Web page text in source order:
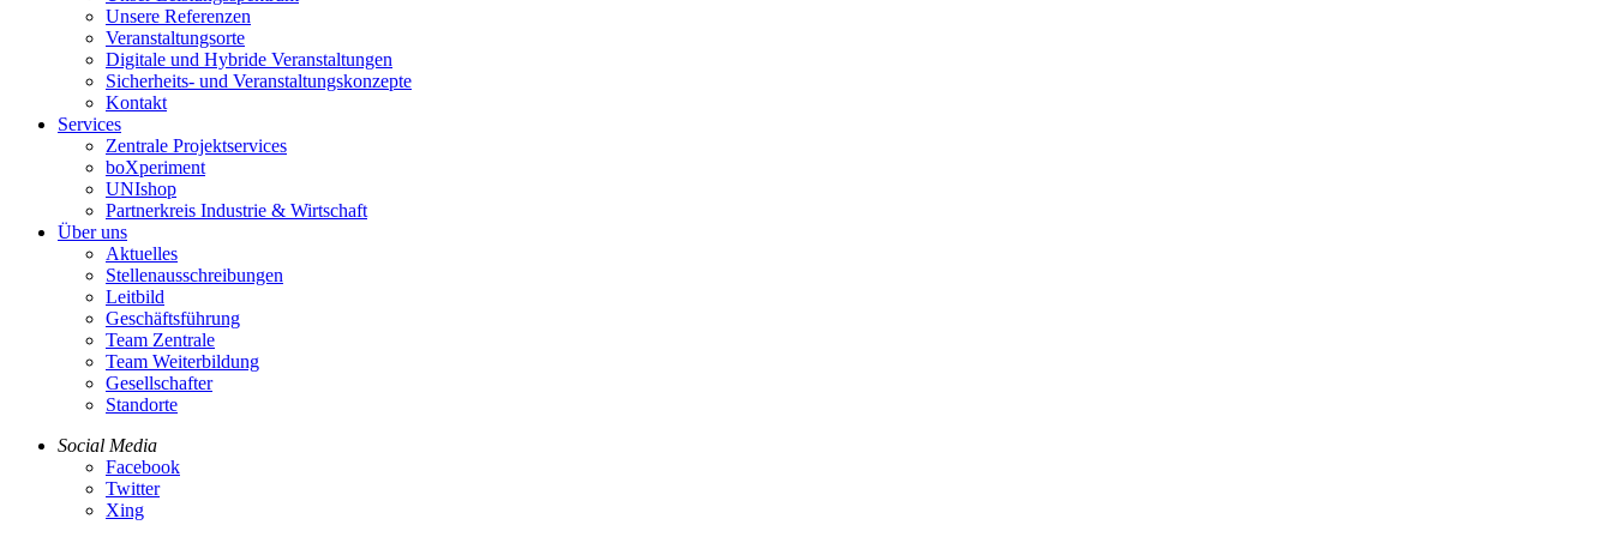
Unsere Referenzen
Veranstaltungsorte
Digitale und Hybride Veranstaltungen
Sicherheits- und Veranstaltungskonzepte
Kontakt
Services
Zentrale Projektservices
boXperiment
UNIshop
Partnerkreis Industrie & Wirtschaft
Über uns
Aktuelles
Stellenausschreibungen
Leitbild
Geschäftsführung
Team Zentrale
Team Weiterbildung
Gesellschafter
Standorte
Social Media
Facebook
Twitter
Xing